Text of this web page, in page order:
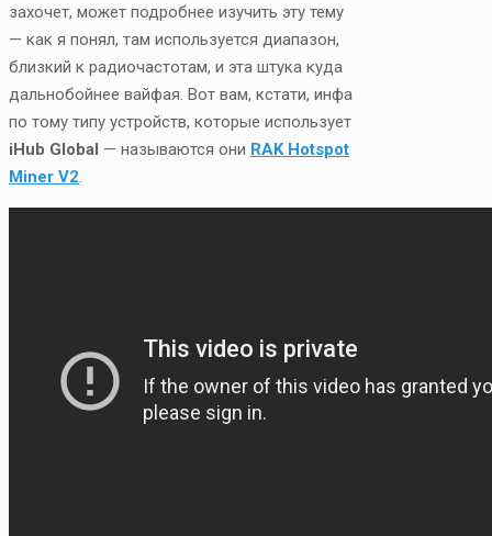
захочет, может подробнее изучить эту тему
— как я понял, там используется диапазон,
близкий к радиочастотам, и эта штука куда
дальнобойнее вайфая. Вот вам, кстати, инфа
по тому типу устройств, которые использует
iHub Global — называются они RAK Hotspot
Miner V2